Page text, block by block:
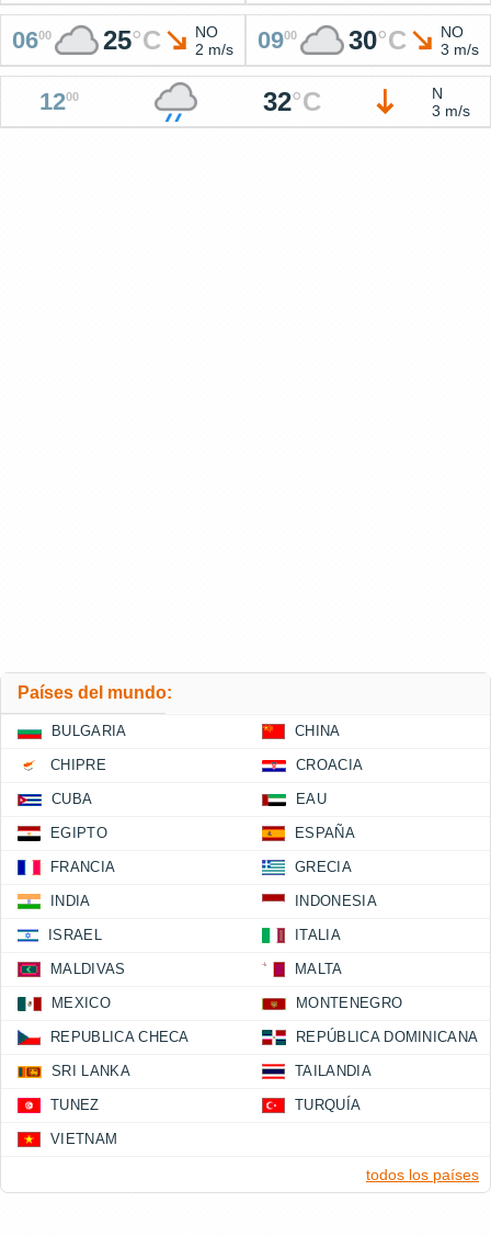
0600 25°C
NO
2 m/s
0900 30°C
NO
3 m/s
1200 32°C
N
3 m/s
Países del mundo:
BULGARIA CHINA
CHIPRE CROACIA
CUBA EAU
EGIPTO ESPAÑA
FRANCIA GRECIA
INDIA INDONESIA
ISRAEL ITALIA
MALDIVAS MALTA
MEXICO MONTENEGRO
REPUBLICA CHECA REPÚBLICA DOMINICANA
SRI LANKA TAILANDIA
TUNEZ TURQUÍA
VIETNAM
todos los países